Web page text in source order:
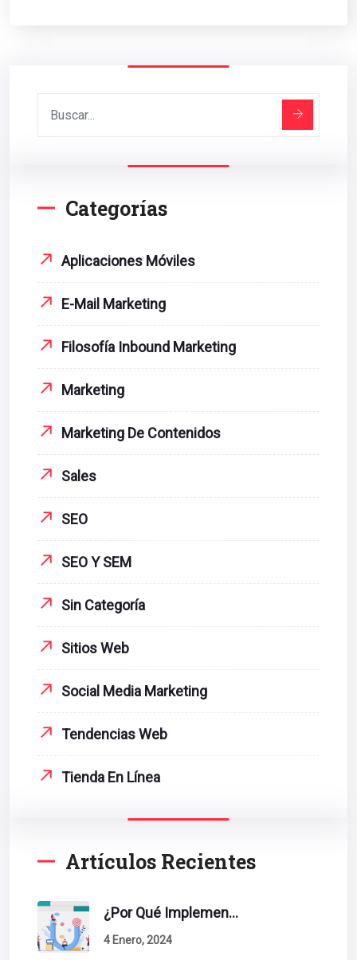
Categorías
Aplicaciones Móviles
E-Mail Marketing
Filosofía Inbound Marketing
Marketing
Marketing De Contenidos
Sales
SEO
SEO Y SEM
Sin Categoría
Sitios Web
Social Media Marketing
Tendencias Web
Tienda En Línea
Artículos Recientes
¿Por Qué Implementar La Metodología Inbound Marketing En Tu Empresa?
4 Enero, 2024